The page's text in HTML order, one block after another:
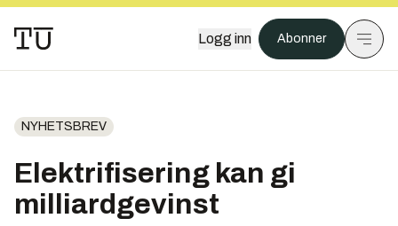
Logg inn Abonner
NYHETSBREV
Elektrifisering kan gi
milliardgevinst